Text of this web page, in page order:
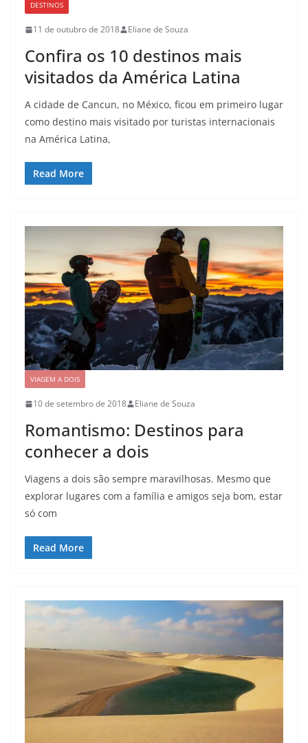
DESTINOS
11 de outubro de 2018 Eliane de Souza
Confira os 10 destinos mais
visitados da América Latina
A cidade de Cancun, no México, ficou em primeiro lugar
como destino mais visitado por turistas internacionais
na América Latina,
Read More
VIAGEM A DOIS
10 de setembro de 2018 Eliane de Souza
Romantismo: Destinos para
conhecer a dois
Viagens a dois são sempre maravilhosas. Mesmo que
explorar lugares com a família e amigos seja bom, estar
só com
Read More